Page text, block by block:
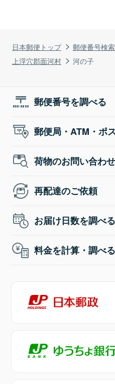
日本郵便トップ 郵便番号検索
上浮穴郡面河村
河の子
郵便番号を調べる
郵便局・ATM・ポ
荷物のお問い合わせ
再配達のご依頼
お届け日数を調べる
料金を計算・調べる